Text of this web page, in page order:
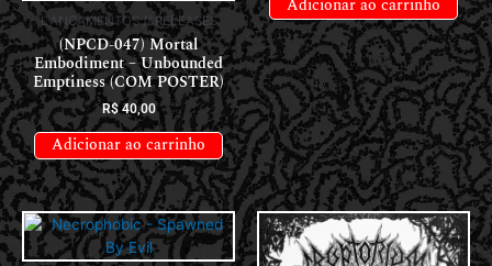
LANÇAMENTOS // RELEASES
(NPCD-047) Mortal
Embodiment – Unbounded
Emptiness (COM POSTER)
R$40,00
Adicionar ao carrinho
Adicionar ao carrinho